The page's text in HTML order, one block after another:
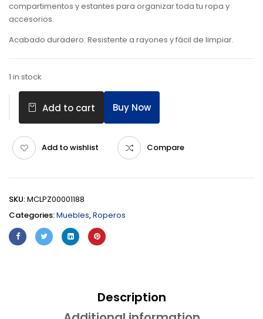
compartimentos y estantes para organizar toda tu ropa y
accesorios.
Acabado duradero: Resistente a rayones y fácil de limpiar.
1 in stock
Add to cart Buy Now
Add to wishlist Compare
SKU:MCLPZ00001188
Categories:Muebles,Roperos
Description